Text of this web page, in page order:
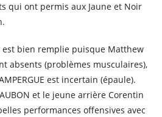
qui ont permis aux Jaune et Noir
est bien remplie puisque Matthew
absents (problèmes musculaires),
est incertain (épaule).
et le jeune arrière Corentin
performances offensives avec